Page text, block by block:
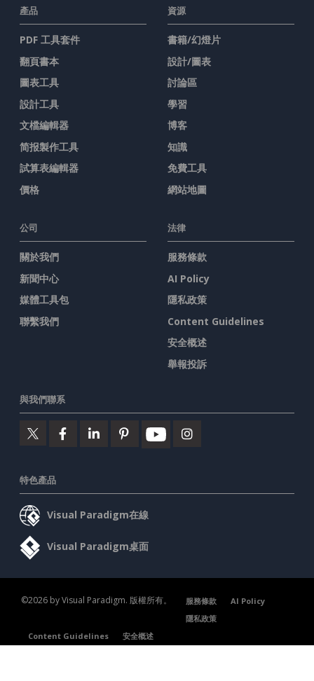
產品
PDF 工具套件
翻頁書本
圖表工具
設計工具
文檔編輯器
简报製作工具
試算表編輯器
價格
資源
書籍/幻燈片
設計/圖表
討論區
學習
博客
知識
免費工具
網站地圖
公司
關於我們
新聞中心
媒體工具包
聯繫我們
法律
服務條款
AI Policy
隱私政策
Content Guidelines
安全概述
舉報投訴
與我們聯系
特色產品
Visual Paradigm在線
Visual Paradigm桌面
©2026 by Visual Paradigm. 版權所有。 服務條款
AI Policy
隱私政策
Content Guidelines
安全概述